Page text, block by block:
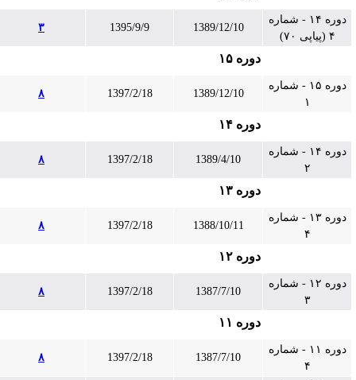
دوره ۱۴ - شماره
1389/12/10
1395/9/9
دوره ۱۵
دوره ۱۵ - شماره
1389/12/10
1397/2/18
دوره ۱۴
دوره ۱۴ - شماره
1389/4/10
1397/2/18
دوره ۱۳
دوره ۱۳ - شماره
1388/10/11
1397/2/18
دوره ۱۲
دوره ۱۲ - شماره
1387/7/10
1397/2/18
دوره ۱۱
دوره ۱۱ - شماره
1387/7/10
1397/2/18